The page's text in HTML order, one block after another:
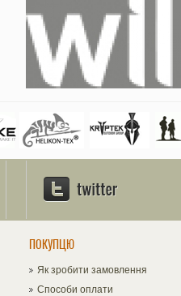
ПОКУПЦЮ
Як зробити замовлення
Способи оплати